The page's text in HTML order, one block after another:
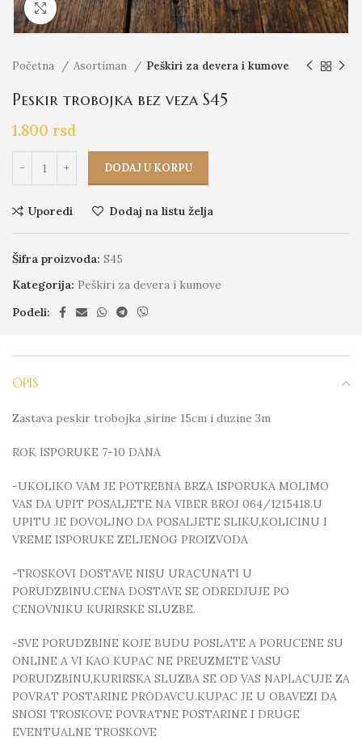
Click to enlarge
Početna Asortiman Peškiri za devera i kumove
Peskir trobojka bez veza S45
1.800 rsd
DODAJ U KORPU
Uporedi Dodaj na listu želja
Šifra proizvoda: S45
Kategorija: Peškiri za devera i kumove
Podeli:
OPIS
Zastava peskir trobojka ,sirine 15cm i duzine 3m
ROK ISPORUKE 7-10 DANA
-UKOLIKO VAM JE POTREBNA BRZA ISPORUKA MOLIMO
VAS DA UPIT POSALJETE NA VIBER BROJ 064/1215418.U
UPITU JE DOVOLJNO DA POSALJETE SLIKU,KOLICINU I
VREME ISPORUKE ZELJENOG PROIZVODA
-TROSKOVI DOSTAVE NISU URACUNATI U
PORUDZBINU.CENA DOSTAVE SE ODREDJUJE PO
CENOVNIKU KURIRSKE SLUZBE.
-SVE PORUDZBINE KOJE BUDU POSLATE A PORUCENE SU
ONLINE A VI KAO KUPAC NE PREUZMETE VASU
PORUDZBINU,KURIRSKA SLUZBA SE OD VAS NAPLACUJE ZA
POVRAT POSTARINE PRODAVCU.KUPAC JE U OBAVEZI DA
SNOSI TROSKOVE POVRATNE POSTARINE I DRUGE
EVENTUALNE TROSKOVE